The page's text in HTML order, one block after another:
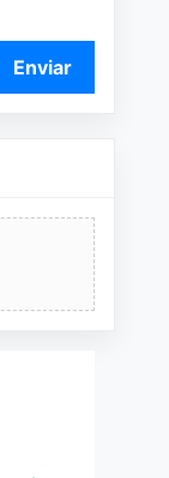
Enviar